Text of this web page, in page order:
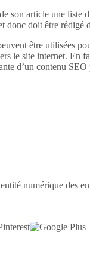
son article une
donc doit être rédigé
être utilisées
le site internet. En
d’un contenu
numérique des